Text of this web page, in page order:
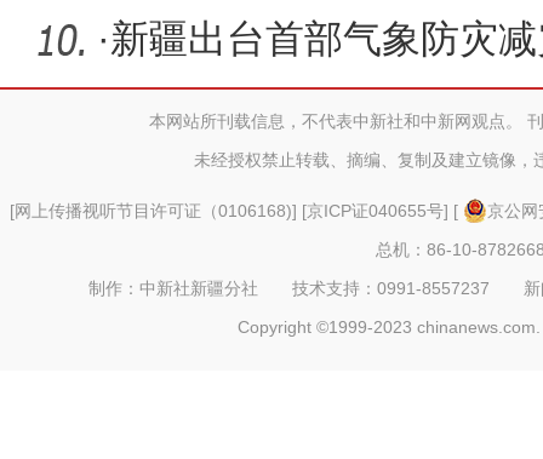
等起到不
·新疆出台首部气象防灾
本网站所刊载信息，不代表中新社和中新网观点。
未经授权禁止转载、摘编、复制及建立镜像，
[网上传播视听节目许可证（0106168)] [京ICP证040655号] [
京公
总机：86-10-
制作：中新社新疆分社 技术支持：0991-8557237
Copyright ©1999-2023